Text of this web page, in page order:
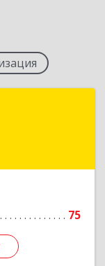
75
Поле г,